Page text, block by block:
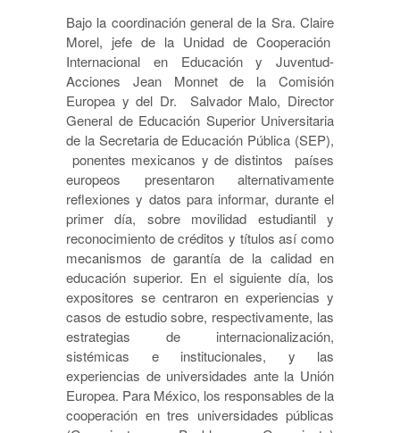
Bajo la coordinación general de la Sra. Claire
Morel, jefe de la Unidad de Cooperación
Internacional en Educación y Juventud-
Acciones Jean Monnet de la Comisión
Europea y del Dr. Salvador Malo, Director
General de Educación Superior Universitaria
de la Secretaria de Educación Pública (SEP),
ponentes mexicanos y de distintos países
europeos presentaron alternativamente
reflexiones y datos para informar, durante el
primer día, sobre movilidad estudiantil y
reconocimiento de créditos y títulos así como
mecanismos de garantía de la calidad en
educación superior. En el siguiente día, los
expositores se centraron en experiencias y
casos de estudio sobre, respectivamente, las
estrategias de internacionalización,
sistémicas e institucionales, y las
experiencias de universidades ante la Unión
Europea. Para México, los responsables de la
cooperación en tres universidades públicas